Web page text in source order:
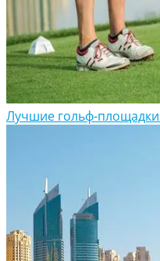
Лучшие гольф-